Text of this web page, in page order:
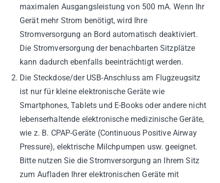
maximalen Ausgangsleistung von 500 mA. Wenn Ihr
Gerät mehr Strom benötigt, wird Ihre
Stromversorgung an Bord automatisch deaktiviert.
Die Stromversorgung der benachbarten Sitzplätze
kann dadurch ebenfalls beeinträchtigt werden.
Die Steckdose/der USB-Anschluss am Flugzeugsitz
ist nur für kleine elektronische Geräte wie
Smartphones, Tablets und E-Books oder andere nicht
lebenserhaltende elektronische medizinische Geräte,
wie z. B. CPAP-Geräte (Continuous Positive Airway
Pressure), elektrische Milchpumpen usw. geeignet.
Bitte nutzen Sie die Stromversorgung an Ihrem Sitz
zum Aufladen Ihrer elektronischen Geräte mit